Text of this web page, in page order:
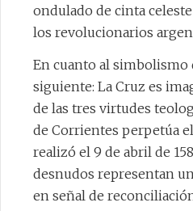
ondulado de cinta
los revolucionarios
En cuanto al simbolismo
siguiente: La Cruz es
de las tres virtudes
de Corrientes perpetúa
realizó el 9 de abril de
desnudos representan
en señal de